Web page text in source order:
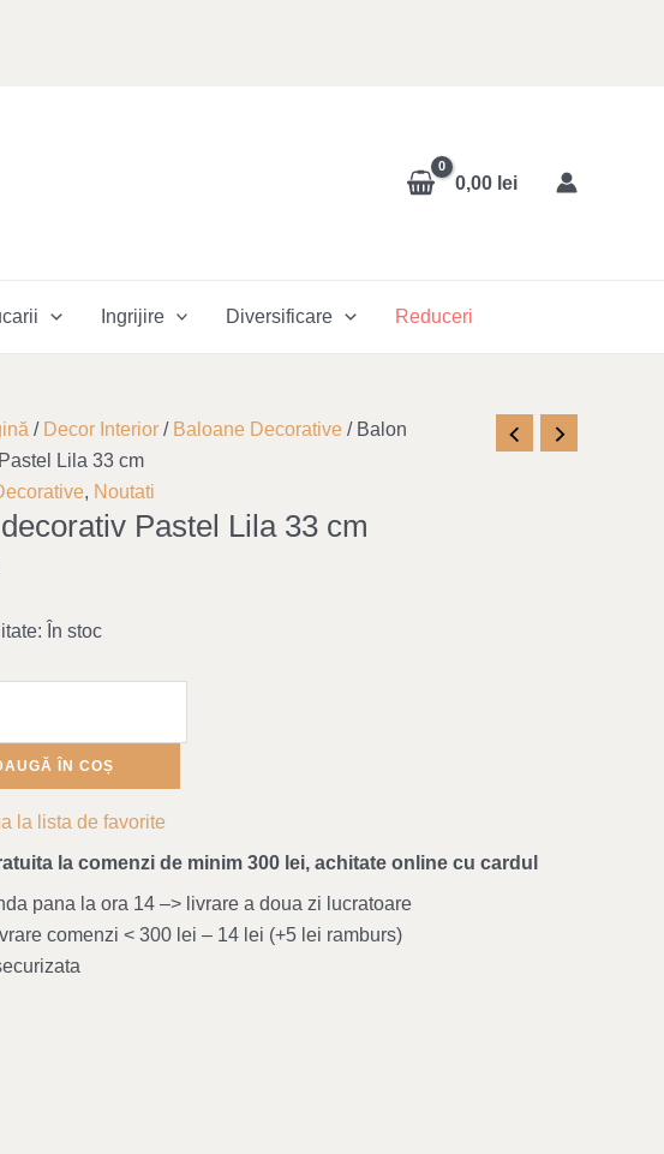
0,00 lei
Ingrijire Diversificare Reduceri
/ Decor Interior / Baloane Decorative / Balon
Lila 33 cm
, Noutati
Pastel Lila 33 cm
În stoc
ÎN COȘ
la lista de favorite
la comenzi de minim 300 lei, achitate online cu cardul
pana la ora 14 –> livrare a doua zi lucratoare
comenzi < 300 lei – 14 lei (+5 lei ramburs)